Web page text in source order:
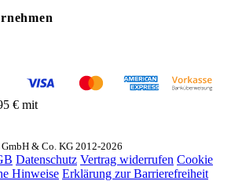
€ mit
& Co. KG 2012-2026
Datenschutz Vertrag widerrufen Cookie
Hinweise Erklärung zur Barrierefreiheit